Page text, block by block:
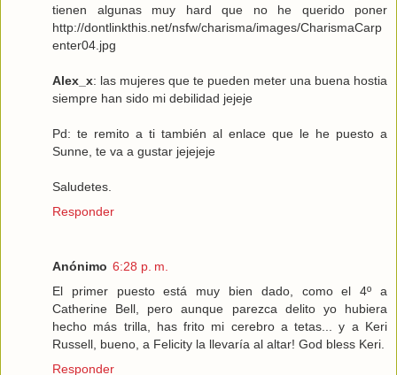
tienen algunas muy hard que no he querido poner
http://dontlinkthis.net/nsfw/charisma/images/CharismaCarp
enter04.jpg
Alex_x: las mujeres que te pueden meter una buena hostia
siempre han sido mi debilidad jejeje
Pd: te remito a ti también al enlace que le he puesto a
Sunne, te va a gustar jejejeje
Saludetes.
Responder
Anónimo 6:28 p. m.
El primer puesto está muy bien dado, como el 4º a
Catherine Bell, pero aunque parezca delito yo hubiera
hecho más trilla, has frito mi cerebro a tetas... y a Keri
Russell, bueno, a Felicity la llevaría al altar! God bless Keri.
Responder